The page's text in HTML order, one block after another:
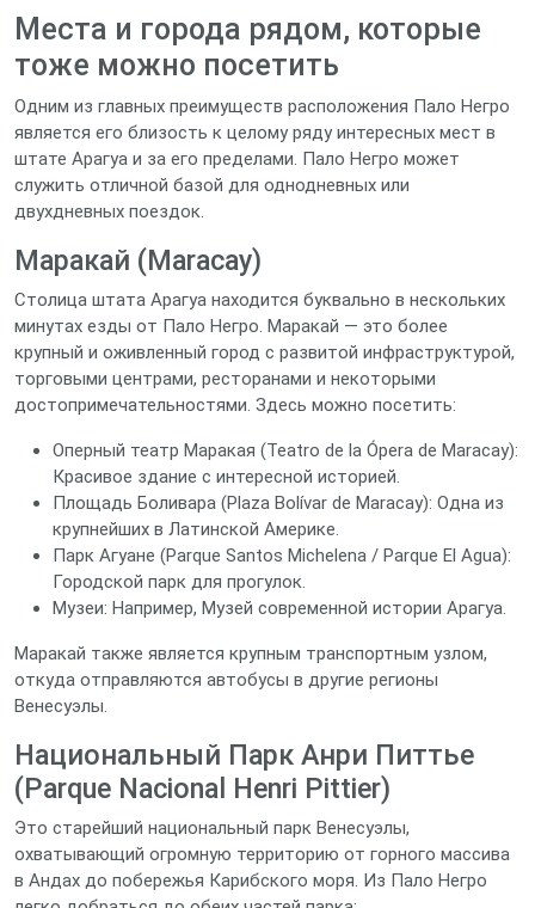
Места и города рядом, которые
тоже можно посетить
Одним из главных преимуществ расположения Пало Негро
является его близость к целому ряду интересных мест в
штате Арагуа и за его пределами. Пало Негро может
служить отличной базой для однодневных или
двухдневных поездок.
Маракай (Maracay)
Столица штата Арагуа находится буквально в нескольких
минутах езды от Пало Негро. Маракай — это более
крупный и оживленный город с развитой инфраструктурой,
торговыми центрами, ресторанами и некоторыми
достопримечательностями. Здесь можно посетить:
Оперный театр Маракая (Teatro de la Ópera de Maracay):
Красивое здание с интересной историей.
Площадь Боливара (Plaza Bolívar de Maracay): Одна из
крупнейших в Латинской Америке.
Парк Агуане (Parque Santos Michelena / Parque El Agua):
Городской парк для прогулок.
Музеи: Например, Музей современной истории Арагуа.
Маракай также является крупным транспортным узлом,
откуда отправляются автобусы в другие регионы
Венесуэлы.
Национальный Парк Анри Питтье
(Parque Nacional Henri Pittier)
Это старейший национальный парк Венесуэлы,
охватывающий огромную территорию от горного массива
в Андах до побережья Карибского моря. Из Пало Негро